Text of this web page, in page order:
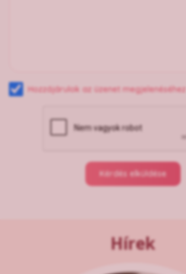
Hozzájárulok az üzenet megjelenéséhez
Kérdés elküldése
Hírek